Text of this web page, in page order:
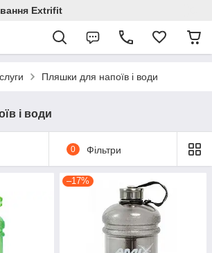
Extrifit
Пляшки для напоїв і води
і води
0 Фільтри
–17%